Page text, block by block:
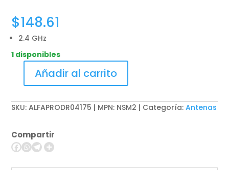
$148.61
2.4 GHz
1 disponibles
Ubiquiti
M2
de
acceso
Añadir al carrito
SKU:ALFAPRODR04175 | MPN: NSM2 Categoría:Antenas
Compartir